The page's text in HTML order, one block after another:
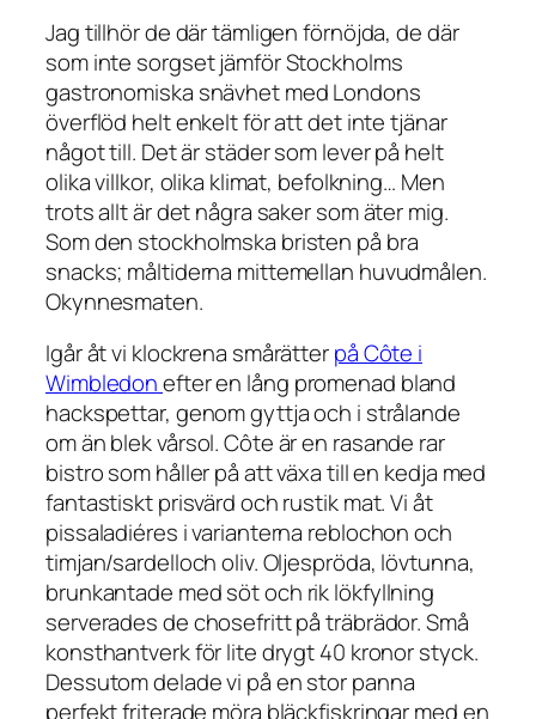
Jag tillhör de där tämligen förnöjda, de där
som inte sorgset jämför Stockholms
gastronomiska snävhet med Londons
överflöd helt enkelt för att det inte tjänar
något till. Det är städer som lever på helt
olika villkor, olika klimat, befolkning… Men
trots allt är det några saker som äter mig.
Som den stockholmska bristen på bra
snacks; måltiderna mittemellan huvudmålen.
Okynnesmaten.
Igår åt vi klockrena smårätterpå Côte i
Wimbledonefter en lång promenad bland
hackspettar, genom gyttja och i strålande
om än blek vårsol. Côte är en rasande rar
bistro som håller på att växa till en kedja med
fantastiskt prisvärd och rustik mat. Vi åt
pissaladiéres i varianterna reblochon och
timjan/sardelloch oliv. Oljespröda, lövtunna,
brunkantade med söt och rik lökfyllning
serverades de chosefritt på träbrädor. Små
konsthantverk för lite drygt 40 kronor styck.
Dessutom delade vi på en stor panna
perfekt friterade möra bläckfiskringar med en